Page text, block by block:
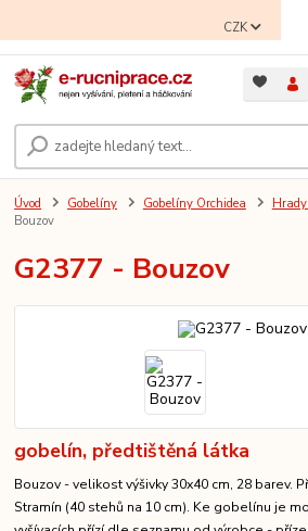
CZK
Úvod Gobelíny Gobelíny Orchidea
Bouzov
G2377 - Bouzov
gobelín, předtištěná látka
Bouzov - velikost výšivky 30x40 cm, 28 barev.
Stramín (40 stehů na 10 cm). Ke gobelínu je